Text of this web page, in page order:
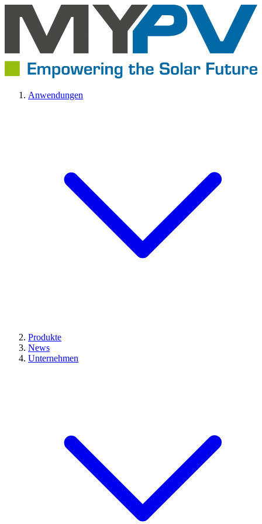
Anwendungen
Produkte
News
Unternehmen